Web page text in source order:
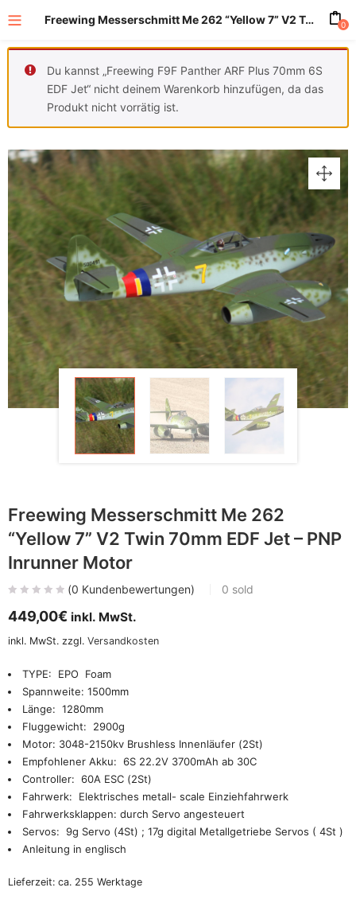
Freewing Messerschmitt Me 262 “Yellow 7” V2 Twin 70mm EDF Jet – PNP Inrunner Motor 0
Du kannst „Freewing F9F Panther ARF Plus 70mm 6S
EDF Jet“ nicht deinem Warenkorb hinzufügen, da das
Produkt nicht vorrätig ist.
Freewing Messerschmitt Me 262
“Yellow 7” V2 Twin 70mm EDF Jet – PNP
Inrunner Motor
(0 Kundenbewertungen) 0 sold
449,00€ inkl. MwSt.
inkl. MwSt. zzgl. Versandkosten
TYPE: EPO Foam
Spannweite: 1500mm
Länge: 1280mm
Fluggewicht: 2900g
Motor: 3048-2150kv Brushless Innenläufer (2St)
Empfohlener Akku: 6S 22.2V 3700mAh ab 30C
Controller: 60A ESC (2St)
Fahrwerk: Elektrisches metall- scale Einziehfahrwerk
Fahrwerksklappen: durch Servo angesteuert
Servos: 9g Servo (4St) ; 17g digital Metallgetriebe Servos ( 4St )
Anleitung in englisch
Lieferzeit: ca. 255 Werktage